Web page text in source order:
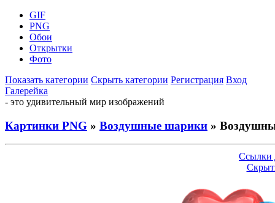
GIF
PNG
Обои
Открытки
Фото
Показать категории Скрыть категории Регистрация Вход
Галерейка
- это удивительный мир изображений
Картинки PNG » Воздушные шарики »
Ссылки